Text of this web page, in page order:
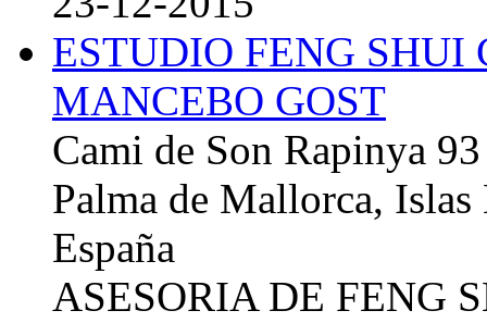
ESTUDIO FENG
MANCEBO GOST
Cami de Son Rapinya 93
Palma de Mallorca, Islas
España
ASESORIA DE FENG